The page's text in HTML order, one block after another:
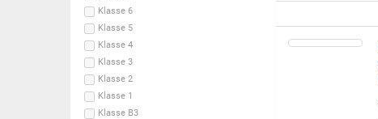
Klasse 6
Klasse 5
Klasse 4
Klasse 3
Klasse 2
Klasse 1
Klasse B3